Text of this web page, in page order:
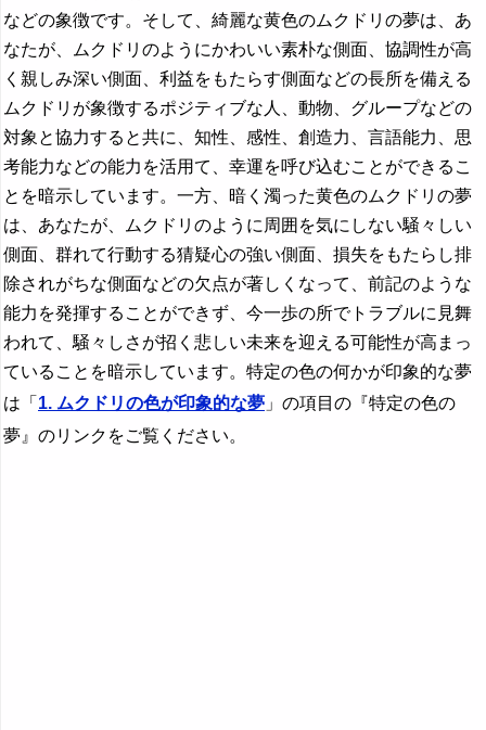
などの象徴です。そして、綺麗な黄色のムクドリの夢は、あ
なたが、ムクドリのようにかわいい素朴な側面、協調性が高
く親しみ深い側面、利益をもたらす側面などの長所を備える
ムクドリが象徴するポジティブな人、動物、グループなどの
対象と協力すると共に、知性、感性、創造力、言語能力、思
考能力などの能力を活用て、幸運を呼び込むことができるこ
とを暗示しています。一方、暗く濁った黄色のムクドリの夢
は、あなたが、ムクドリのように周囲を気にしない騒々しい
側面、群れて行動する猜疑心の強い側面、損失をもたらし排
除されがちな側面などの欠点が著しくなって、前記のような
能力を発揮することができず、今一歩の所でトラブルに見舞
われて、騒々しさが招く悲しい未来を迎える可能性が高まっ
ていることを暗示しています。特定の色の何かが印象的な夢
は「 1. ムクドリの色が印象的な夢 」の項目の『特定の色の
夢』のリンクをご覧ください。